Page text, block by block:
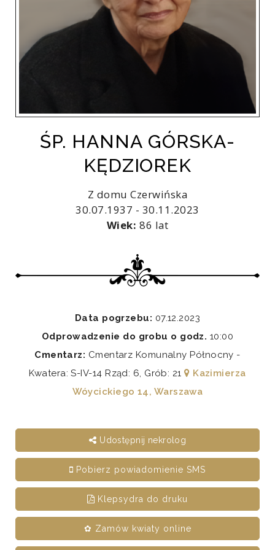
ŚP. HANNA GÓRSKA-
KĘDZIOREK
Z domu Czerwińska
30.07.1937 - 30.11.2023
Wiek: 86 lat
Data pogrzebu: 07.12.2023
Odprowadzenie do grobu o godz. 10:00
Cmentarz: Cmentarz Komunalny Północny -
Kwatera: S-IV-14 Rząd: 6, Grób: 21
Kazimierza
Wóycickiego 14, Warszawa
Udostępnij nekrolog
Pobierz powiadomienie SMS
Klepsydra do druku
✿ Zamów kwiaty online